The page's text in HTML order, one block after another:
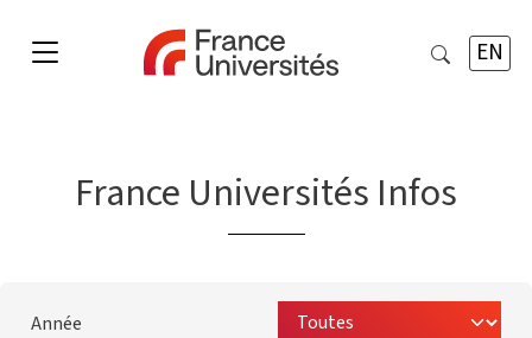
EN
France Universités Infos
Année